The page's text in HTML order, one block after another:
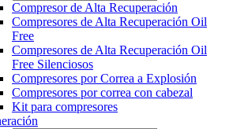
Compresor de Alta Recuperación
Compresores de Alta Recuperación Oil
Free
Compresores de Alta Recuperación Oil
Free Silenciosos
Compresores por Correa a Explosión
Compresores por correa con cabezal
Kit para compresores